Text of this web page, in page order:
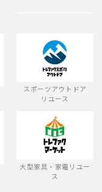
スポーツアウトドア
リユース
大型家具・家電リユー
ス